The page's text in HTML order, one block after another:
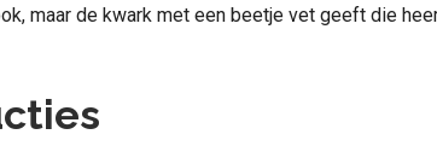
maar de kwark met een beetje vet geeft die